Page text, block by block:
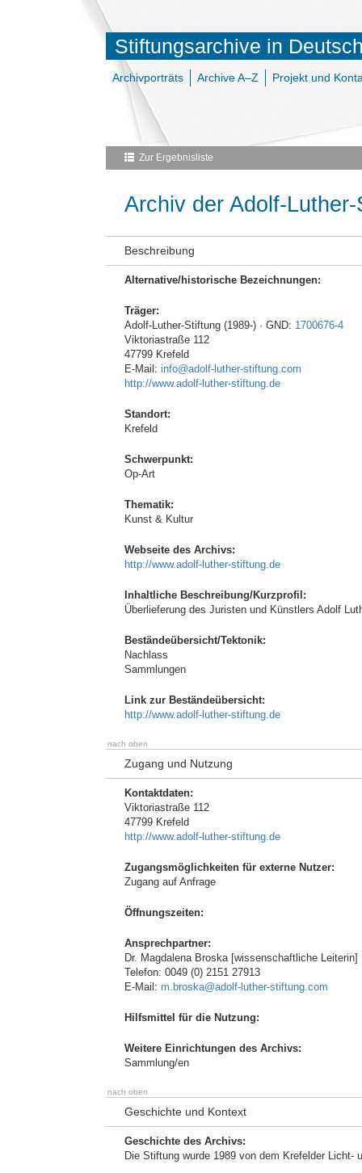
Stiftungsarchive in
Archivporträts Archive A–Z Projekt und
Zur Ergebnisliste
Archiv der Adolf-
Beschreibung
Alternative/historische Bezeichnungen:
Träger:
Adolf-Luther-Stiftung (1989-) · GND: 1700676-4
Viktoriastraße 112
47799 Krefeld
E-Mail: info@adolf-luther-stiftung.com
http://www.adolf-luther-stiftung.de
Standort:
Krefeld
Schwerpunkt:
Op-Art
Thematik:
Kunst & Kultur
Webseite des Archivs:
http://www.adolf-luther-stiftung.de
Inhaltliche Beschreibung/Kurzprofil:
Überlieferung des Juristen und Künstlers Adolf
Beständeübersicht/Tektonik:
Nachlass
Sammlungen
Link zur Beständeübersicht:
http://www.adolf-luther-stiftung.de
nach oben
Zugang und Nutzung
Kontaktdaten:
Viktoriastraße 112
47799 Krefeld
http://www.adolf-luther-stiftung.de
Zugangsmöglichkeiten für externe Nutzer:
Zugang auf Anfrage
Öffnungszeiten:
Ansprechpartner:
Dr. Magdalena Broska [wissenschaftliche Leiterin]
Telefon: 0049 (0) 2151 27913
E-Mail: m.broska@adolf-luther-stiftung.com
Hilfsmittel für die Nutzung:
Weitere Einrichtungen des Archivs:
Sammlung/en
nach oben
Geschichte und Kontext
Geschichte des Archivs:
Die Stiftung wurde 1989 von dem Krefelder Licht-